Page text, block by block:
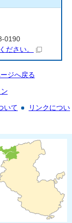
0190
ださい。
ージへ戻る
いて
リンクについ